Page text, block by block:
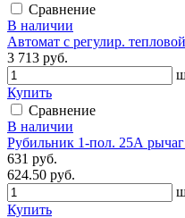
Сравнение
В наличии
Автомат с регулир.
3 713 руб.
Купить
Сравнение
В наличии
Рубильник 1-пол. 25А
631 руб.
624.50 руб.
Купить